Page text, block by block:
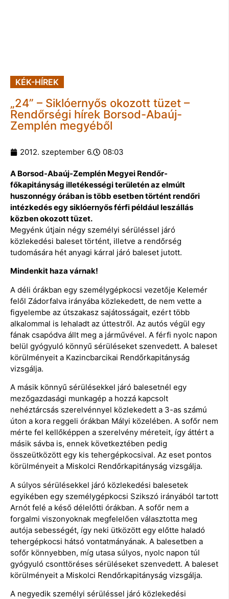
KÉK-HÍREK
„24” – Siklóernyős okozott tüzet –
Rendőrségi hírek Borsod-Abaúj-
Zemplén megyéből
2012. szeptember 6. 08:03
A Borsod-Abaúj-Zemplén Megyei Rendőr-
főkapitányság illetékességi területén az elmúlt
huszonnégy órában is több esetben történt rendőri
intézkedés egy siklóernyős férfi például leszállás
közben okozott tüzet.
Megyénk útjain négy személyi sérüléssel járó
közlekedési baleset történt, illetve a rendőrség
tudomására hét anyagi kárral járó baleset jutott.
Mindenkit haza várnak!
A déli órákban egy személygépkocsi vezetője Kelemér
felől Zádorfalva irányába közlekedett, de nem vette a
figyelembe az útszakasz sajátosságait, ezért több
alkalommal is lehaladt az úttestről. Az autós végül egy
fának csapódva állt meg a járművével. A férfi nyolc napon
belül gyógyuló könnyű sérüléseket szenvedett. A baleset
körülményeit a Kazincbarcikai Rendőrkapitányság
vizsgálja.
A másik könnyű sérülésekkel járó balesetnél egy
mezőgazdasági munkagép a hozzá kapcsolt
nehéztárcsás szerelvénnyel közlekedett a 3-as számú
úton a kora reggeli órákban Mályi közelében. A sofőr nem
mérte fel kellőképpen a szerelvény méreteit, így áttért a
másik sávba is, ennek következtében pedig
összeütközött egy kis tehergépkocsival. Az eset pontos
körülményeit a Miskolci Rendőrkapitányság vizsgálja.
A súlyos sérülésekkel járó közlekedési balesetek
egyikében egy személygépkocsi Szikszó irányából tartott
Arnót felé a késő délelőtti órákban. A sofőr nem a
forgalmi viszonyoknak megfelelően választotta meg
autója sebességét, így neki ütközött egy előtte haladó
tehergépkocsi hátsó vontatmányának. A balesetben a
sofőr könnyebben, míg utasa súlyos, nyolc napon túl
gyógyuló csonttöréses sérüléseket szenvedett. A baleset
körülményeit a Miskolci Rendőrkapitányság vizsgálja.
A negyedik személyi sérüléssel járó közlekedési